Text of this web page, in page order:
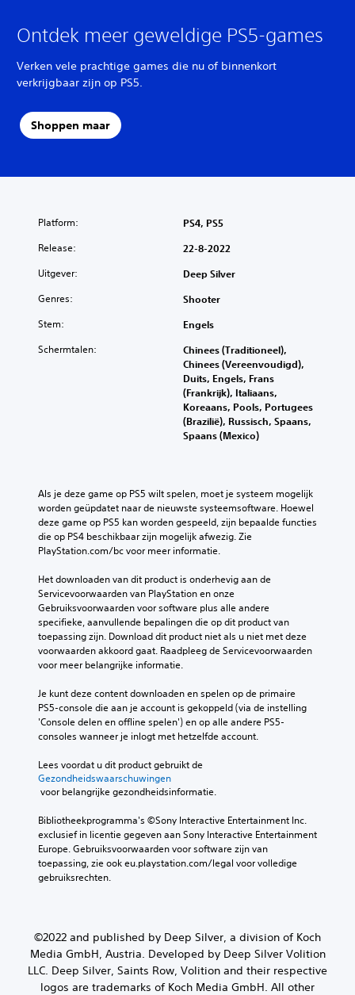
Ontdek meer geweldige PS5-games
Verken vele prachtige games die nu of binnenkort
verkrijgbaar zijn op PS5.
Shoppen maar
Platform: PS4, PS5
Release: 22-8-2022
Uitgever: Deep Silver
Genres: Shooter
Stem: Engels
Schermtalen:
Chinees (Traditioneel),
Chinees (Vereenvoudigd),
Duits, Engels, Frans
(Frankrijk), Italiaans,
Koreaans, Pools, Portugees
(Brazilië), Russisch, Spaans,
Spaans (Mexico)
Als je deze game op PS5 wilt spelen, moet je systeem mogelijk
worden geüpdatet naar de nieuwste systeemsoftware. Hoewel
deze game op PS5 kan worden gespeeld, zijn bepaalde functies
die op PS4 beschikbaar zijn mogelijk afwezig. Zie
PlayStation.com/bc voor meer informatie.
Het downloaden van dit product is onderhevig aan de
Servicevoorwaarden van PlayStation en onze
Gebruiksvoorwaarden voor software plus alle andere
specifieke, aanvullende bepalingen die op dit product van
toepassing zijn. Download dit product niet als u niet met deze
voorwaarden akkoord gaat. Raadpleeg de Servicevoorwaarden
voor meer belangrijke informatie.
Je kunt deze content downloaden en spelen op de primaire
PS5-console die aan je account is gekoppeld (via de instelling
'Console delen en offline spelen') en op alle andere PS5-
consoles wanneer je inlogt met hetzelfde account.
Lees voordat u dit product gebruikt de
Gezondheidswaarschuwingen
voor belangrijke gezondheidsinformatie.
Bibliotheekprogramma's ©Sony Interactive Entertainment Inc.
exclusief in licentie gegeven aan Sony Interactive Entertainment
Europe. Gebruiksvoorwaarden voor software zijn van
toepassing, zie ook eu.playstation.com/legal voor volledige
gebruiksrechten.
©2022 and published by Deep Silver, a division of Koch
Media GmbH, Austria. Developed by Deep Silver Volition
LLC. Deep Silver, Saints Row, Volition and their respective
logos are trademarks of Koch Media GmbH. All other